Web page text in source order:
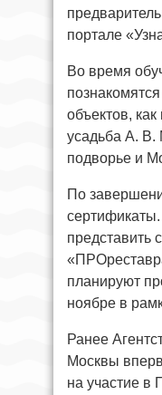
портале
Во время
объектов,
усадьба А. В.
подворье и
По
представить
планируют
ноябре в
Ранее
Москвы
на участие в